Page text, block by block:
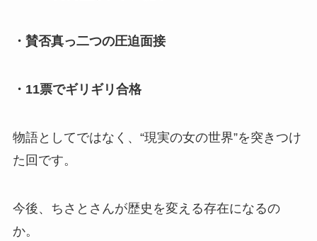
・賛否真っ二つの圧迫面接
・11票でギリギリ合格
物語としてではなく、“現実の女の世界”を突きつけ
た回です。
今後、ちさとさんが歴史を変える存在になるの
か。